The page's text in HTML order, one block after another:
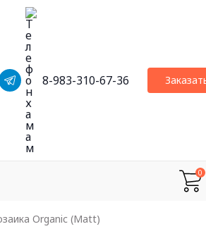
8-983-310-67-36
0
Organic (Matt)